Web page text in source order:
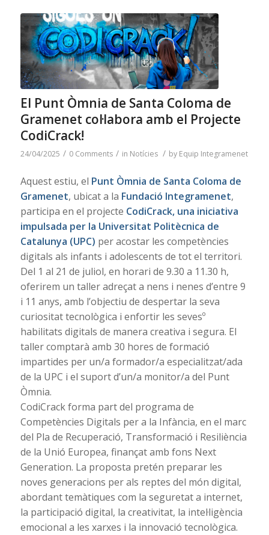
El Punt Òmnia de Santa Coloma de
Gramenet col·labora amb el Projecte
CodiCrack!
24/04/2025 / 0 Comments / in Notícies / by Equip Integramenet
Aquest estiu, el Punt Òmnia de Santa Coloma de
Gramenet, ubicat a la Fundació Integramenet,
participa en el projecte CodiCrack, una iniciativa
impulsada per la Universitat Politècnica de
Catalunya (UPC) per acostar les competències
digitals als infants i adolescents de tot el territori.
Del 1 al 21 de juliol, en horari de 9.30 a 11.30 h,
oferirem un taller adreçat a nens i nenes d’entre 9
i 11 anys, amb l’objectiu de despertar la seva
curiositat tecnològica i enfortir les sevesº
habilitats digitals de manera creativa i segura. El
taller comptarà amb 30 hores de formació
impartides per un/a formador/a especialitzat/ada
de la UPC i el suport d’un/a monitor/a del Punt
Òmnia.
CodiCrack forma part del programa de
Competències Digitals per a la Infància, en el marc
del Pla de Recuperació, Transformació i Resiliència
de la Unió Europea, finançat amb fons Next
Generation. La proposta pretén preparar les
noves generacions per als reptes del món digital,
abordant temàtiques com la seguretat a internet,
la participació digital, la creativitat, la intel·ligència
emocional a les xarxes i la innovació tecnològica.